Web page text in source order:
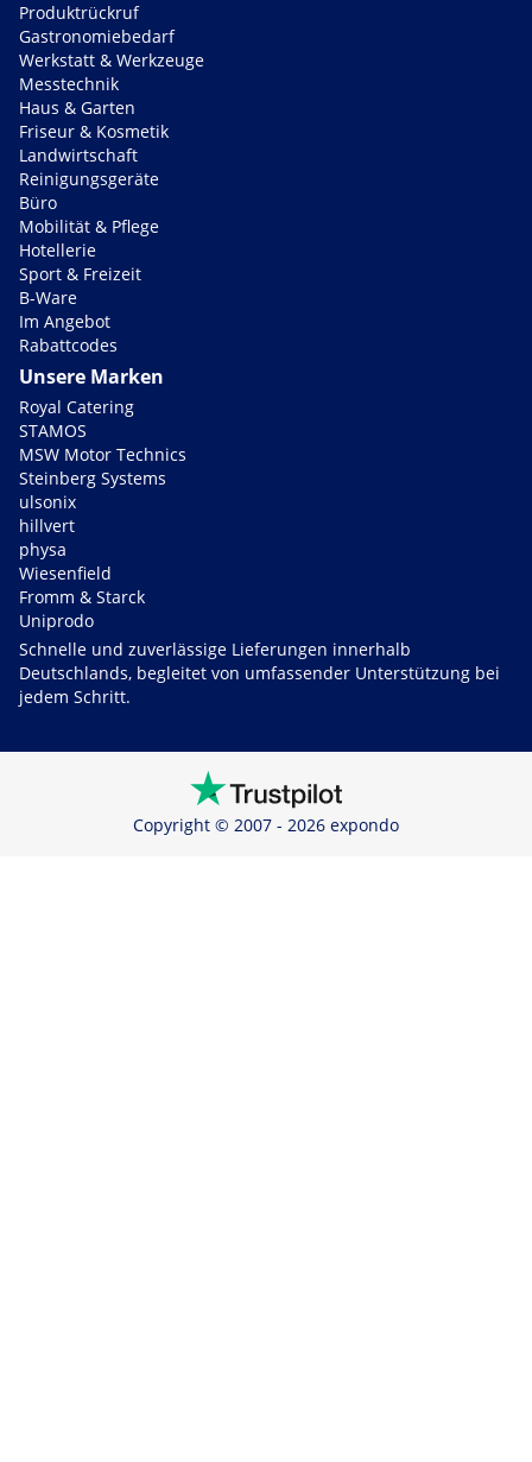
Produktrückruf
Gastronomiebedarf
Werkstatt & Werkzeuge
Messtechnik
Haus & Garten
Friseur & Kosmetik
Landwirtschaft
Reinigungsgeräte
Büro
Mobilität & Pflege
Hotellerie
Sport & Freizeit
B-Ware
Im Angebot
Rabattcodes
Unsere Marken
Royal Catering
STAMOS
MSW Motor Technics
Steinberg Systems
ulsonix
hillvert
physa
Wiesenfield
Fromm & Starck
Uniprodo
Schnelle und zuverlässige Lieferungen innerhalb
Deutschlands, begleitet von umfassender Unterstützung bei
jedem Schritt.
Copyright © 2007 - 2026 expondo